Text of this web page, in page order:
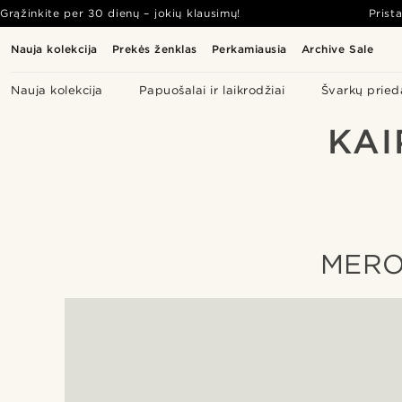
Nauja kolekcija Prekės ženklas Perkamiausia Archive Sale
Nauja kolekcija Papuošalai ir laikrodžiai Švarkų
Grąžinkite per 30 dienų – jokių klausimų!